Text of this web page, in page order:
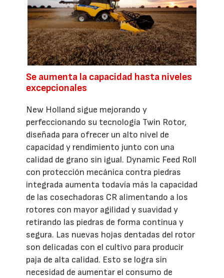
Se aumenta la capacidad hasta niveles
excepcionales
New Holland sigue mejorando y
perfeccionando su tecnología Twin Rotor,
diseñada para ofrecer un alto nivel de
capacidad y rendimiento junto con una
calidad de grano sin igual. Dynamic Feed Roll
con protección mecánica contra piedras
integrada aumenta todavía más la capacidad
de las cosechadoras CR alimentando a los
rotores con mayor agilidad y suavidad y
retirando las piedras de forma continua y
segura. Las nuevas hojas dentadas del rotor
son delicadas con el cultivo para producir
paja de alta calidad. Esto se logra sin
necesidad de aumentar el consumo de